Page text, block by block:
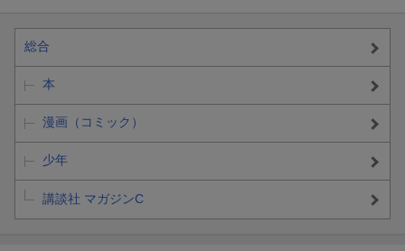
総合
本
漫画（コミック）
少年
講談社 マガジンC